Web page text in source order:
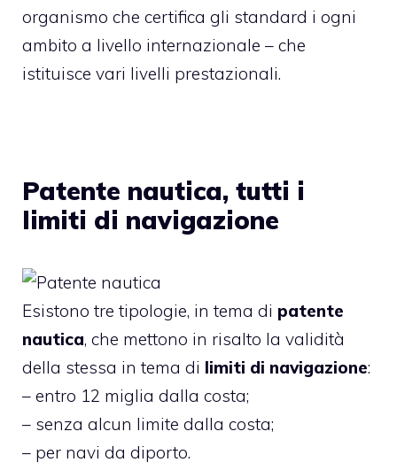
organismo che certifica gli standard i ogni
ambito a livello internazionale – che
istituisce vari livelli prestazionali.
Patente nautica, tutti i
limiti di navigazione
Esistono tre tipologie, in tema di patente
nautica, che mettono in risalto la validità
della stessa in tema di limiti di navigazione:
– entro 12 miglia dalla costa;
– senza alcun limite dalla costa;
– per navi da diporto.